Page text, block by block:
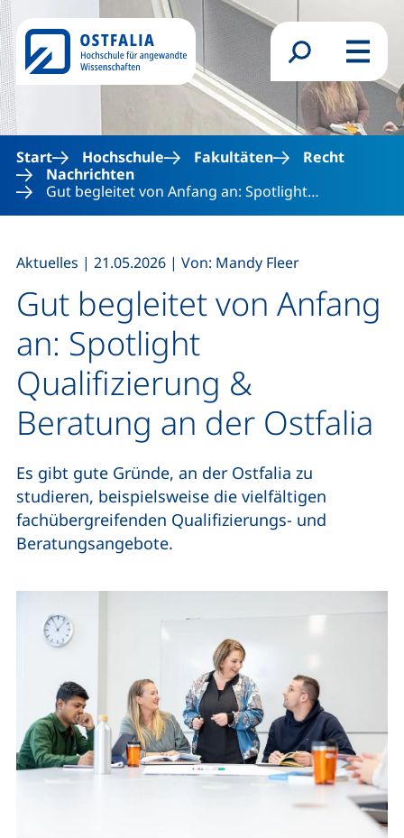
Direkt zum Inhalt
Suchformular
Menü
Start Hochschule Fakultäten
Recht
Nachrichten
Gut begleitet von Anfang an: Spotlight…
Gut begleitet von Anfang
an: Spotlight
Qualifizierung &
Beratung an der Ostfalia
Aktuelles | 21.05.2026 | Von: Mandy Fleer
Es gibt gute Gründe, an der Ostfalia zu
studieren, beispielsweise die vielfältigen
fachübergreifenden Qualifizierungs- und
Beratungsangebote.